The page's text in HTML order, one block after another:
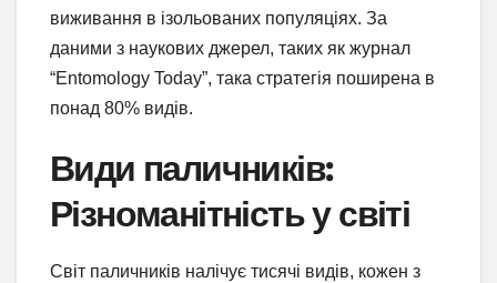
виживання в ізольованих популяціях. За
даними з наукових джерел, таких як журнал
“Entomology Today”, така стратегія поширена в
понад 80% видів.
Види паличників:
Різноманітність у світі
Світ паличників налічує тисячі видів, кожен з